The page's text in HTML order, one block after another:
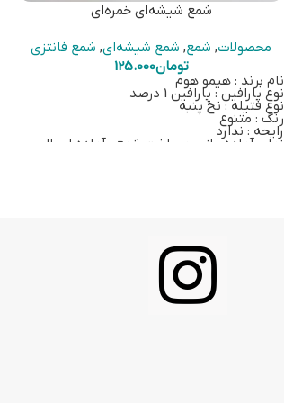
شمع شیشه‌ای خمره‌ای
محصولات, شمع, شمع شیشه‌ای, شمع فانتزی
تومان125.000
نام برند : هیمو هوم
نوع پارافین : پارافین 1 درصد
نوع فتیله : نخ پنبه
رنگ : متنوع
رایحه : ندارد
زمان آماده‌سازی و ساخت شمع : آماده ارسال